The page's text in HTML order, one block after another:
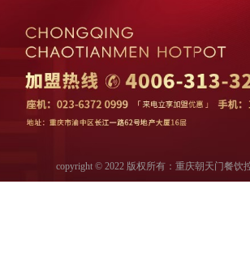
copyright © 2022 版权所有：重庆朝天门餐